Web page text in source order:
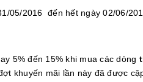
05/2016 đến hết ngày 02/06/
5% đến 15% khi mua các dòng
khuyến mãi lần này đã được